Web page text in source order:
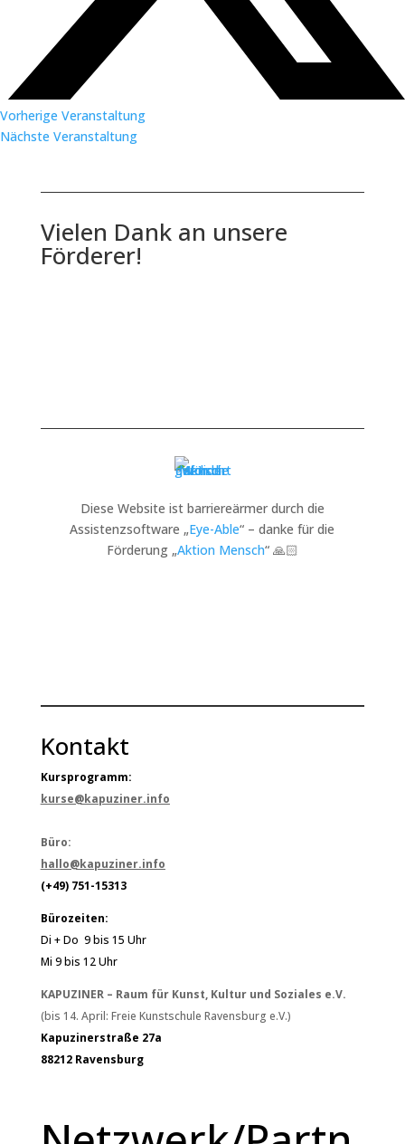
Vorherige Veranstaltung
Nächste Veranstaltung
Vielen Dank an unsere
Förderer!
Diese Website ist barriereärmer durch die
Assistenzsoftware „Eye-Able“ – danke für die
Förderung „Aktion Mensch“ 🙏🏻
Kontakt
Kursprogramm:
kurse@kapuziner.info
Büro:
hallo@kapuziner.info
(+49) 751-15313
Bürozeiten:
Di + Do 9 bis 15 Uhr
Mi 9 bis 12 Uhr
KAPUZINER – Raum für Kunst, Kultur und Soziales e.V.
(bis 14. April: Freie Kunstschule Ravensburg e.V.)
Kapuzinerstraße 27a
88212 Ravensburg